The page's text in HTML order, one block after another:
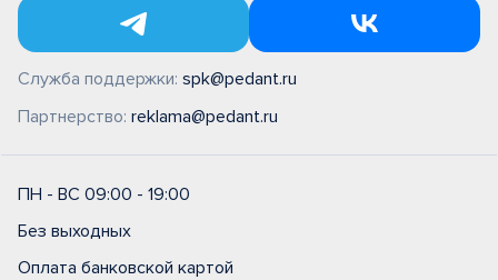
Служба поддержки: spk@pedant.ru
Партнерство: reklama@pedant.ru
ПН - ВС 09:00 - 19:00
Без выходных
Оплата банковской картой